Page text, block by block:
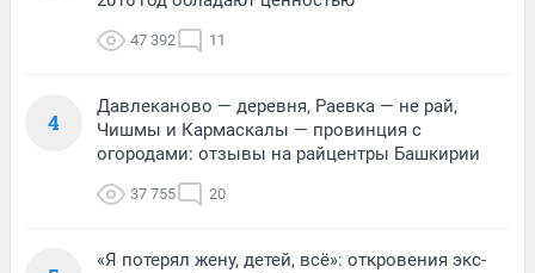
47 392 11
4
Давлеканово — деревня, Раевка — не рай,
Чишмы и Кармаскалы — провинция с
огородами: отзывы на райцентры Башкирии
37 755 20
«Я потерял жену, детей, всё»: откровения экс-